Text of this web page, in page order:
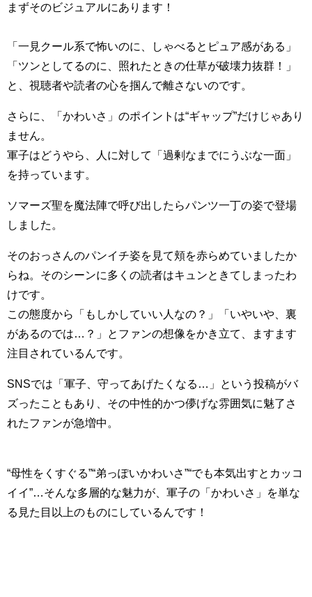
まずそのビジュアルにあります！
「一見クール系で怖いのに、しゃべるとピュア感がある」
「ツンとしてるのに、照れたときの仕草が破壊力抜群！」
と、視聴者や読者の心を掴んで離さないのです。
さらに、「かわいさ」のポイントは“ギャップ”だけじゃあり
ません。
軍子はどうやら、人に対して「過剰なまでにうぶな一面」
を持っています。
ソマーズ聖を魔法陣で呼び出したらパンツ一丁の姿で登場
しました。
そのおっさんのパンイチ姿を見て頬を赤らめていましたか
らね。そのシーンに多くの読者はキュンときてしまったわ
けです。
この態度から「もしかしていい人なの？」「いやいや、裏
があるのでは…？」とファンの想像をかき立て、ますます
注目されているんです。
SNSでは「軍子、守ってあげたくなる…」という投稿がバ
ズったこともあり、その中性的かつ儚げな雰囲気に魅了さ
れたファンが急増中。
“母性をくすぐる”“弟っぽいかわいさ”“でも本気出すとカッコ
イイ”…そんな多層的な魅力が、軍子の「かわいさ」を単な
る見た目以上のものにしているんです！